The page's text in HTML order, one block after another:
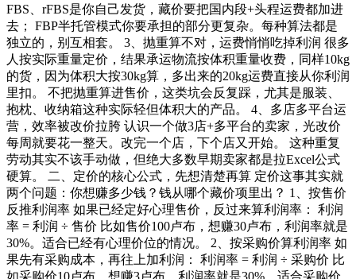
FBS、rFBS是你自己发货，藏价要把国内段+头程运费都加进
去； FBP半托管模式你要承担的部分更复杂。每种算法都是
独立的，别互相套。 3、抛重算不对，运费悄悄吃掉利润 很多
人按实际重量定价，结果承运物流按体积重量收费，同样10kg
的货，因为体积大按30kg算，多出来的20kg运费直接从你利润
里扣。 不把抛重算进售价，这类坑会反复踩，尤其是服装、
抱枕、收纳箱这种实际轻但体积大的产品。 4、多店多平台运
营，效率被改价拉胯 认识一个做3店+多平台的卖家，光改价
每周就要花一整天。改完一个店，下个店又开始。 这种重复
劳动其实不该手动做，但绝大多数早期卖家都是拉Excel公式
硬算。 二、定价的核心公式，先想清楚再算 定价这事其实就
两个问题：你想赚多少钱？钱从哪个藏价项里出？ 1、按售价
反推利润率 如果已经定好心理售价，反过来算利润率： 利润
率 = 利润 ÷ 售价 比如售价100卢布，想赚30卢布，利润率就是
30%。适合已经有心理价位的情况。 2、按采购价算利润率 如
果先有采购成本，再往上加利润： 利润率 = 利润 ÷ 采购价 比
如采购价10卢布，想赚3卢布，利润率就是30%。适合采购价